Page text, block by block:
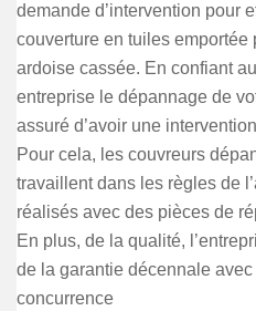
demande d’intervention pour
couverture en tuiles emportée
ardoise cassée. En confiant
entreprise le dépannage de
assuré d’avoir une
Pour cela, les couvreurs
travaillent dans les règles de
réalisés avec des pièces de
En plus, de la qualité,
de la garantie décennale
concurrence